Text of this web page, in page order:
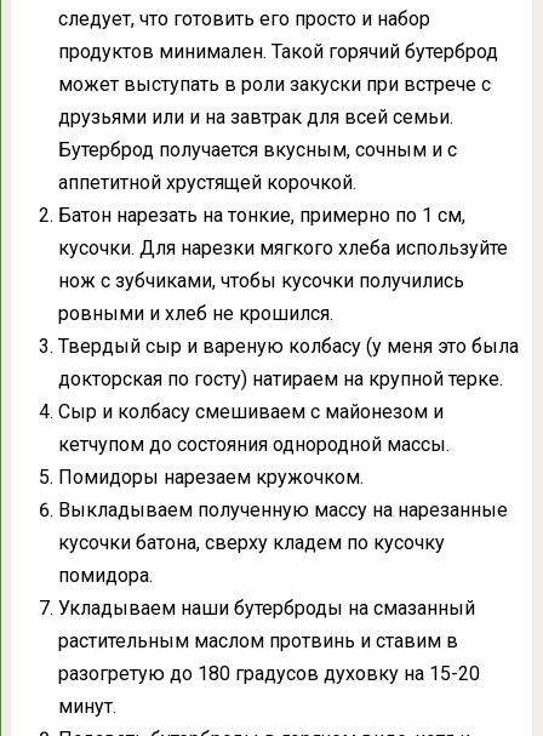
следует, что готовить его просто и набор
продуктов минимален. Такой горячий бутерброд
может выступать в роли закуски при встрече с
друзьями или и на завтрак для всей семьи.
Бутерброд получается вкусным, сочным и с
аппетитной хрустящей корочкой.
Батон нарезать на тонкие, примерно по 1 см,
кусочки. Для нарезки мягкого хлеба используйте
нож с зубчиками, чтобы кусочки получились
ровными и хлеб не крошился.
Твердый сыр и вареную колбасу (у меня это была
докторская по госту) натираем на крупной терке.
Сыр и колбасу смешиваем с майонезом и
кетчупом до состояния однородной массы.
Помидоры нарезаем кружочком.
Выкладываем полученную массу на нарезанные
кусочки батона, сверху кладем по кусочку
помидора.
Укладываем наши бутерброды на смазанный
растительным маслом протвинь и ставим в
разогретую до 180 градусов духовку на 15-20
минут.